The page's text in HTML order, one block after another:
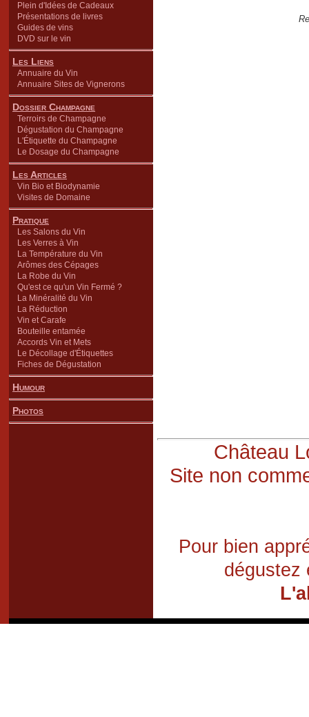
Plein d'Idées de Cadeaux
Présentations de livres
Guides de vins
DVD sur le vin
Les Liens
Annuaire du Vin
Annuaire Sites de Vignerons
Dossier Champagne
Terroirs de Champagne
Dégustation du Champagne
L'Étiquette du Champagne
Le Dosage du Champagne
Les Articles
Vin Bio et Biodynamie
Visites de Domaine
Pratique
Les Salons du Vin
Les Verres à Vin
La Température du Vin
Arômes des Cépages
La Robe du Vin
Qu'est ce qu'un Vin Fermé ?
La Minéralité du Vin
La Réduction
Vin et Carafe
Bouteille entamée
Accords Vin et Mets
Le Décollage d'Étiquettes
Fiches de Dégustation
Humour
Photos
Château
Site non
Pour bien
dégustez